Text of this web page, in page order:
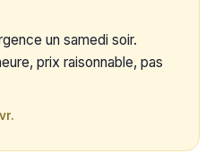
un samedi soir.
prix raisonnable, pas